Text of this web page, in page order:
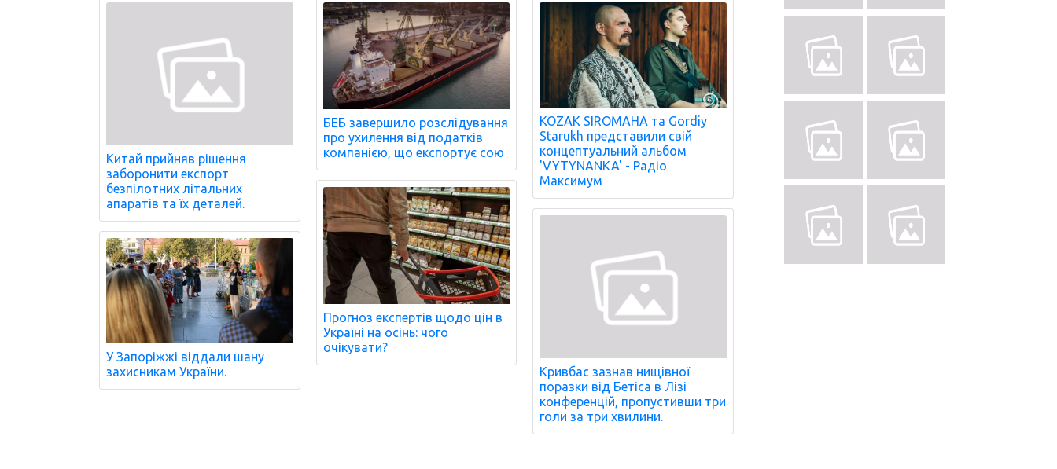
Китай прийняв рішення
заборонити експорт
безпілотних літальних
апаратів та їх деталей.
У Запоріжжі віддали шану
захисникам України.
БЕБ завершило розслідування
про ухилення від податків
компанією, що експортує сою
Прогноз експертів щодо цін в
Україні на осінь: чого
очікувати?
KOZAK SIROMAHA та Gordiy
Starukh представили свій
концептуальний альбом
'VYTYNANKA' - Радіо
Максимум
Кривбас зазнав нищівної
поразки від Бетіса в Лізі
конференцій, пропустивши три
голи за три хвилини.